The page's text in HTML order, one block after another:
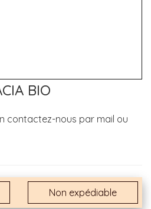
BIO
contactez-nous par mail ou
Non expédiable